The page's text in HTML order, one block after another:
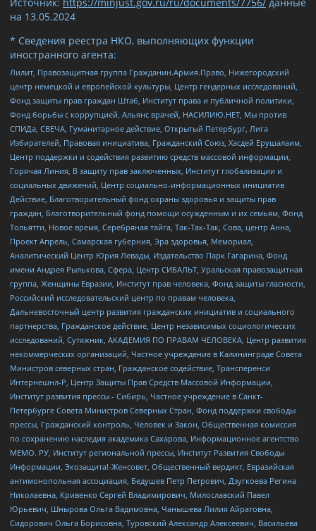
на 13.05.2024
* Сведения реестра НКО, выполняющих функции
иностранного агента:
Лилит, Правозащитная группа Гражданин.Армия.Право, Нижегородский
центр немецкой и европейской культуры, Центр гендерных исследований,
Фонд защиты прав граждан Штаб, Институт права и публичной политики,
Фонд борьбы с коррупцией, Альянс врачей, НАСИЛИЮ.НЕТ, Мы против
СПИДа, СВЕЧА, Гуманитарное действие, Открытый Петербург, Лига
Избирателей, Правовая инициатива, Гражданский Союз, Хасдей Ерушалаим,
Центр поддержки и содействия развитию средств массовой информации,
Горячая Линия, В защиту прав заключенных, Институт глобализации и
социальных движений, Центр социально-информационных инициатив
Действие, Благотворительный фонд охраны здоровья и защиты прав
граждан, Благотворительный фонд помощи осужденным и их семьям, Фонд
Тольятти, Новое время, Серебряная тайга, Так-Так-Так, Сова, центр Анна,
Проект Апрель, Самарская губерния, Эра здоровья, Мемориал,
Аналитический Центр Юрия Левады, Издательство Парк Гагарина, Фонд
имени Андрея Рылькова, Сфера, Центр СИБАЛЬТ, Уральская правозащитная
группа, Женщины Евразии, Институт прав человека, Фонд защиты гласности,
Российский исследовательский центр по правам человека,
Дальневосточный центр развития гражданских инициатив и социального
партнерства, Гражданское действие, Центр независимых социологических
исследований, Сутяжник, АКАДЕМИЯ ПО ПРАВАМ ЧЕЛОВЕКА, Центр развития
некоммерческих организаций, Частное учреждение в Калининграде Совета
Министров северных стран, Гражданское содействие, Трансперенси
Интернешнл-Р, Центр Защиты Прав Средств Массовой Информации,
Институт развития прессы - Сибирь, Частное учреждение в Санкт-
Петербурге Совета Министров Северных Стран, Фонд поддержки свободы
прессы, Гражданский контроль, Человек и Закон, Общественная комиссия
по сохранению наследия академика Сахарова, Информационное агентство
МЕМО. РУ, Институт региональной прессы, Институт Развития Свободы
Информации, Экозащита!-Женсовет, Общественный вердикт, Евразийская
антимонопольная ассоциация, Бедушев Петр Петрович, Дзугкоева Регина
Николаевна, Кривенко Сергей Владимирович, Милославский Павел
Юрьевич, Шнырова Ольга Вадимовна, Чанышева Лилия Айратовна,
Сидорович Ольга Борисовна, Туровский Александр Алексеевич, Васильева